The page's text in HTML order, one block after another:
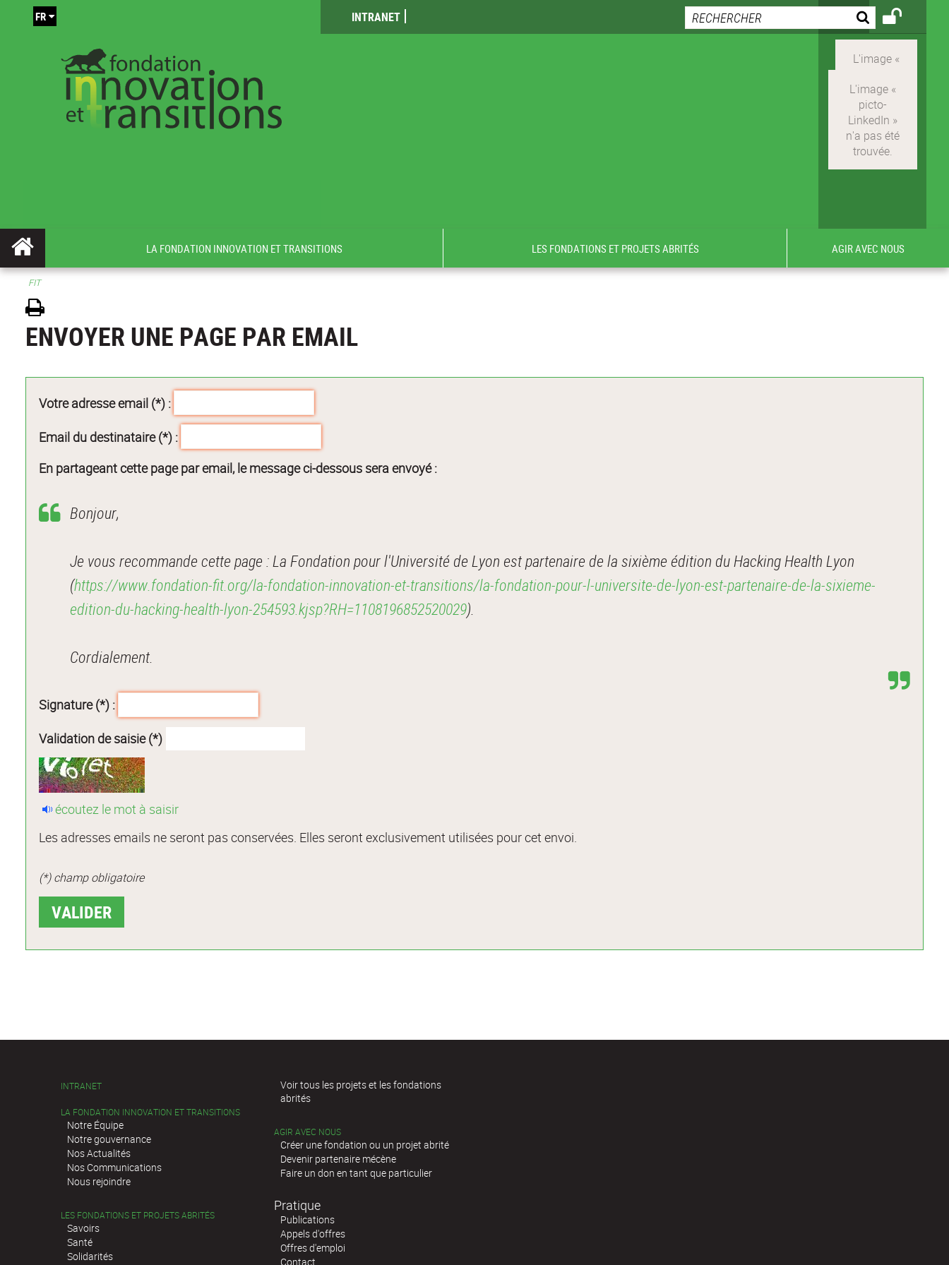
INTRANET
FR
LA FONDATION INNOVATION ET TRANSITIONS LES FONDATIONS ET PROJETS ABRITÉS AGIR AVEC NOUS
FIT
ENVOYER UNE PAGE PAR EMAIL
Votre adresse email (*) :
Email du destinataire (*) :
En partageant cette page par email, le message ci-dessous sera envoyé :
Bonjour,
Je vous recommande cette page : La Fondation pour l'Université de Lyon est partenaire de la sixième édition du Hacking Health Lyon
(https://www.fondation-fit.org/la-fondation-innovation-et-transitions/la-fondation-pour-l-universite-de-lyon-est-partenaire-de-la-sixieme-
edition-du-hacking-health-lyon-254593.kjsp?RH=1108196852520029).
Cordialement.
Signature (*) :
Validation de saisie (*)
écoutez le mot à saisir
Les adresses emails ne seront pas conservées. Elles seront exclusivement utilisées pour cet envoi.
(*) champ obligatoire
INTRANET
LA FONDATION INNOVATION ET TRANSITIONS
Notre Équipe
Notre gouvernance
Nos Actualités
Nos Communications
Nous rejoindre
LES FONDATIONS ET PROJETS ABRITÉS
Savoirs
Santé
Solidarités
Voir tous les projets et les fondations
abrités
AGIR AVEC NOUS
Créer une fondation ou un projet abrité
Devenir partenaire mécène
Faire un don en tant que particulier
Pratique
Publications
Appels d'offres
Offres d'emploi
Contact